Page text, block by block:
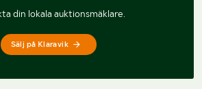
din lokala auktionsmäklare.
Sälj på Klaravik